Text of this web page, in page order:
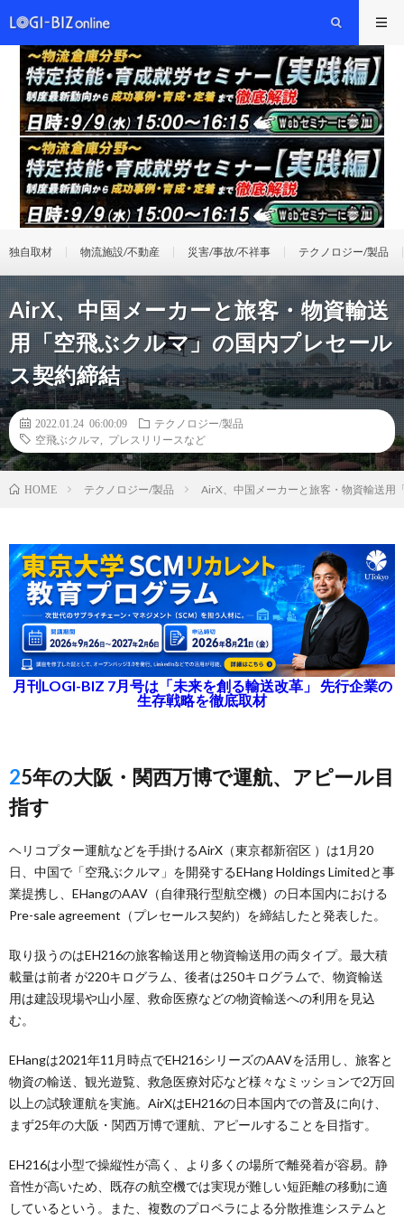
独自取材 物流施設/不動産 災害/事故/不祥事 テクノロジー/製品
AirX、中国メーカーと旅客・物資輸送
用「空飛ぶクルマ」の国内プレセール
ス契約締結
2022.01.24 06:00:09
テクノロジー/製品
空飛ぶクルマ
プレスリリースなど
HOME テクノロジー/製品 AirX、中国メーカーと旅客・物資輸送用
月刊LOGI-BIZ 7月号は「未来を創る輸送改革」 先行企業の
生存戦略を徹底取材
25年の大阪・関西万博で運航、アピール目
指す
ヘリコプター運航などを手掛けるAirX（東京都新宿区 ）は1月20
日、中国で「空飛ぶクルマ」を開発するEHang Holdings Limitedと事
業提携し、EHangのAAV（自律飛行型航空機）の日本国内における
Pre-sale agreement（プレセールス契約）を締結したと発表した。
取り扱うのはEH216の旅客輸送用と物資輸送用の両タイプ。最大積
載量は前者 が220キログラム、後者は250キログラムで、物資輸送
用は建設現場や山小屋、救命医療などの物資輸送への利用を見込
む。
EHangは2021年11月時点でEH216シリーズのAAVを活用し、旅客と
物資の輸送、観光遊覧、救急医療対応など様々なミッションで2万回
以上の試験運航を実施。AirXはEH216の日本国内での普及に向け、
まず25年の大阪・関西万博で運航、アピールすることを目指す。
EH216は小型で操縦性が高く、より多くの場所で離発着が容易。静
音性が高いため、既存の航空機では実現が難しい短距離の移動に適
しているという。また、複数のプロペラによる分散推進システムと